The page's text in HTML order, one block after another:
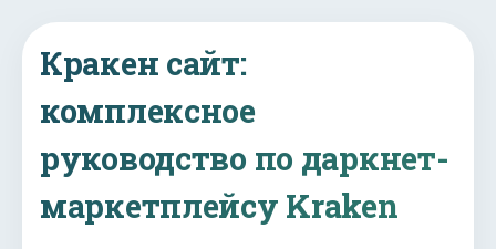
Кракен сайт:
комплексное
руководство по даркнет-
маркетплейсу Kraken